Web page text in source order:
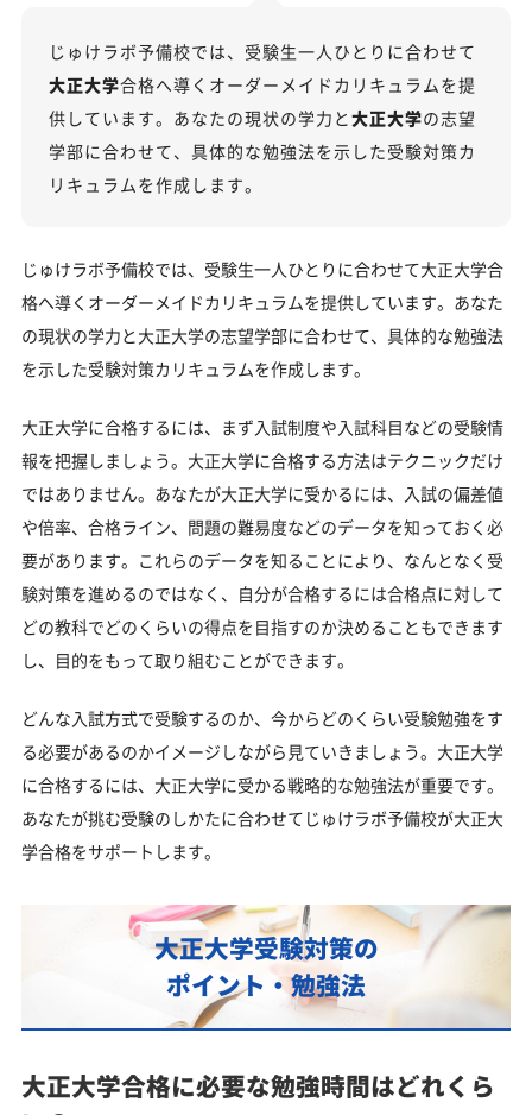
大正大学の総合型選抜入試対策も万全
大正大学のキャンパス
「大正大学に受かる気がしない」とやる気をなくし
受験勉強を始めるのが遅くても大正大学に合格でき
大学受験対策いつから始める？学年・時期別の勉強
のポイント
対応可能
浪人生、社会人の方の大正大学合格に向けた受験対
策も実施
大正大学受験生からのよくある質問
じゅけラボ予備校では、受験生一人ひとりに合わせて
大正大学合格へ導くオーダーメイドカリキュラムを提
供しています。あなたの現状の学力と 大正大学の志望
学部に合わせて、具体的な勉強法を示した受験対策カ
リキュラムを作成します。
じゅけラボ予備校では、受験生一人ひとりに合わせて大正大学合
格へ導くオーダーメイドカリキュラムを提供しています。あなた
の現状の学力と大正大学の志望学部に合わせて、具体的な勉強法
を示した受験対策カリキュラムを作成します。
大正大学に合格するには、まず入試制度や入試科目などの受験情
報を把握しましょう。大正大学に合格する方法はテクニックだけ
ではありません。あなたが大正大学に受かるには、入試の偏差値
や倍率、合格ライン、問題の難易度などのデータを知っておく必
要があります。これらのデータを知ることにより、なんとなく受
験対策を進めるのではなく、自分が合格するには合格点に対して
どの教科でどのくらいの得点を目指すのか決めることもできます
し、目的をもって取り組むことができます。
どんな入試方式で受験するのか、今からどのくらい受験勉強をす
る必要があるのかイメージしながら見ていきましょう。大正大学
に合格するには、大正大学に受かる戦略的な勉強法が重要です。
あなたが挑む受験のしかたに合わせてじゅけラボ予備校が大正大
学合格をサポートします。
大正大学受験対策の
ポイント・勉強法
大正大学合格に必要な勉強時間はどれくら